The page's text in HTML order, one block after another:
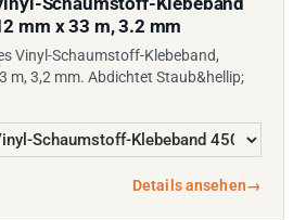
mm x 33 m, 3.2 mm
Vinyl-Schaumstoff-Klebeband,
m, 3,2 mm. Abdichtet Staub&hellip;
Details ansehen→